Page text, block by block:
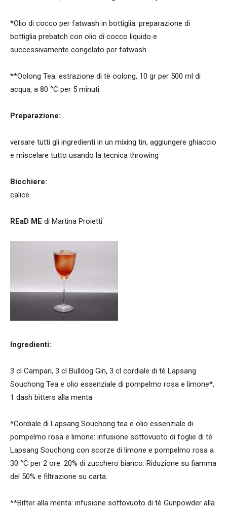
*Olio di cocco per fatwash in bottiglia: preparazione di
bottiglia prebatch con olio di cocco liquido e
successivamente congelato per fatwash.
**Oolong Tea: estrazione di tè oolong, 10 gr per 500 ml di
acqua, a 80 °C per 5 minuti
Preparazione:
versare tutti gli ingredienti in un mixing tin, aggiungere ghiaccio
e miscelare tutto usando la tecnica throwing
Bicchiere:
calice
REaD ME di Martina Proietti
Ingredienti:
3 cl Campari, 3 cl Bulldog Gin, 3 cl cordiale di tè Lapsang
Souchong Tea e olio essenziale di pompelmo rosa e limone*,
1 dash bitters alla menta
*Cordiale di Lapsang Souchong tea e olio essenziale di
pompelmo rosa e limone: infusione sottovuoto di foglie di tè
Lapsang Souchong con scorze di limone e pompelmo rosa a
30 °C per 2 ore. 20% di zucchero bianco. Riduzione su fiamma
del 50% e filtrazione su carta.
**Bitter alla menta: infusione sottovuoto di tè Gunpowder alla